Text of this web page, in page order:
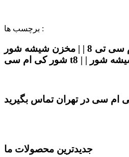
برچسب ها :
مخزن شیشه شور کی ام سی تی 8 | | قیمت مخزن شیشه شور کی ام سی تی 8 | | مخزن شیشه شور جک کی ام سی تی 8 | | مخزن شیشه شور KMC T8 | | مخزن شیشه
جدیدترین محصولات ما